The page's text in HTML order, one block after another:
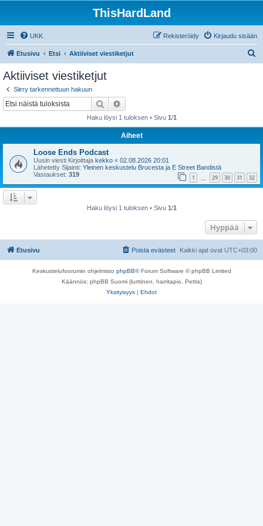
ThisHardLand
UKK Kirjaudu sisään
Rekisteröidy
Etusivu Etsi Aktiiviset viestiketjut
Aktiiviset viestiketjut
Siirry tarkennettuun hakuun
Etsi
Haku löysi 1 tuloksen • Sivu 1/1
Aiheet
Loose Ends Podcast
Uusin viesti Kirjoittaja kekko « 02.08.2026 20:01
Lähetetty Sijainti: Yleinen keskustelu Brucesta ja E Street Bandistä
Vastaukset: 319 1 29 30 31 32
Haku löysi 1 tuloksen • Sivu 1/1
Hyppää
Etusivu Kaikki ajat ovat UTC+03:00
Poista evästeet
Keskustelufoorumin ohjelmisto phpBB® Forum Software © phpBB Limited
Käännös: phpBB Suomi (lurttinen, harritapio, Pettis)
Yksityisyys | Ehdot